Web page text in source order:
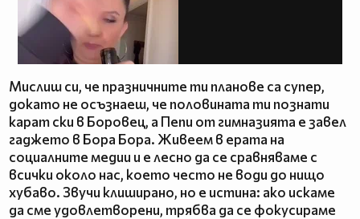
Мислиш си, че празничните ти планове са супер,
докато не осъзнаеш, че половината ти познати
карат ски в Боровец, а Пепи от гимназията е завел
гаджето в Бора Бора. Живеем в ерата на
социалните медии и е лесно да се сравняваме с
всички около нас, което често не води до нищо
хубаво. Звучи клиширано, но е истина: ако искаме
да сме удовлетворени, трябва да се фокусираме